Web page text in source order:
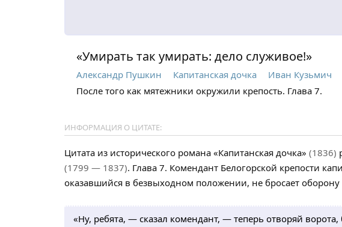
«Умирать так умирать: дело служивое!»
Александр Пушкин Капитанская дочка
Иван Кузьмич
После того как мятежники окружили крепость. Глава 7.
ИНФОРМАЦИЯ О ЦИТАТЕ:
Цитата из исторического романа «Капитанская дочка» (1836)
(1799 — 1837). Глава 7. Комендант Белогорской крепости
оказавшийся в безвыходном положении, не бросает оборону
«Ну, ребята, — сказал комендант, — теперь отворяй